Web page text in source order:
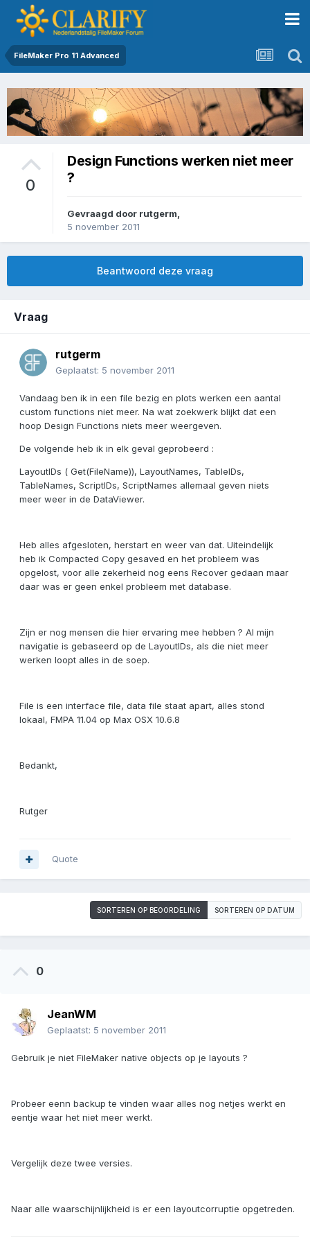
FileMaker Pro 11 Advanced
0
Design Functions werken niet meer
?
Gevraagd door rutgerm
5 november 2011
Beantwoord deze vraag
Vraag
rutgerm
Geplaatst: 5 november 2011
Vandaag ben ik in een file bezig en plots werken een aantal
custom functions niet meer. Na wat zoekwerk blijkt dat een
hoop Design Functions niets meer weergeven.
De volgende heb ik in elk geval geprobeerd :
LayoutIDs ( Get(FileName)), LayoutNames, TableIDs,
TableNames, ScriptIDs, ScriptNames allemaal geven niets
meer weer in de DataViewer.
Heb alles afgesloten, herstart en weer van dat. Uiteindelijk
heb ik Compacted Copy gesaved en het probleem was
opgelost, voor alle zekerheid nog eens Recover gedaan maar
daar was er geen enkel probleem met database.
Zijn er nog mensen die hier ervaring mee hebben ? Al mijn
navigatie is gebaseerd op de LayoutIDs, als die niet meer
werken loopt alles in de soep.
File is een interface file, data file staat apart, alles stond
lokaal, FMPA 11.04 op Max OSX 10.6.8
Bedankt,
Rutger
Quote
SORTEREN OP BEOORDELING SORTEREN OP DATUM
0
JeanWM
Geplaatst: 5 november 2011
Gebruik je niet FileMaker native objects op je layouts ?
Probeer eenn backup te vinden waar alles nog netjes werkt en
eentje waar het niet meer werkt.
Vergelijk deze twee versies.
Naar alle waarschijnlijkheid is er een layoutcorruptie opgetreden.